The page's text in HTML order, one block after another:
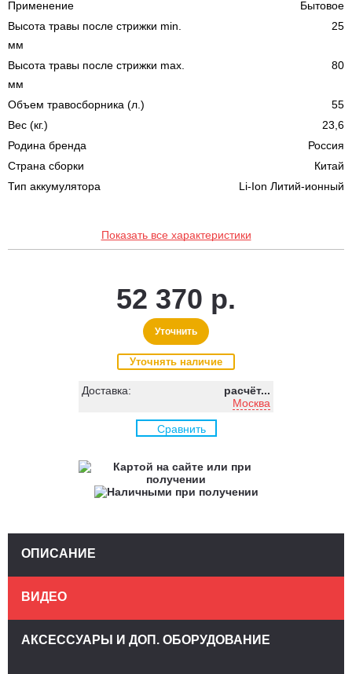
Применение
Бытовое
Высота травы после стрижки min.
мм
25
Высота травы после стрижки max.
мм
80
Объем травосборника (л.)
55
Вес (кг.)
23,6
Родина бренда
Россия
Страна сборки
Китай
Тип аккумулятора
Li-Ion Литий-ионный
Показать все характеристики
52 370 р.
Уточнить
Уточнять наличие
Доставка:
расчёт...
Москва
Сравнить
ОПИСАНИЕ
ВИДЕО
АКСЕССУАРЫ И ДОП. ОБОРУДОВАНИЕ